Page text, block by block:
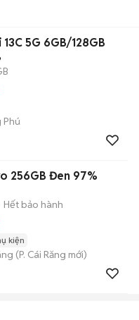
5G 6GB/128GB
Phú
256GB Đen 97%
Hết bảo hành
kiện
(P. Cái Răng mới)